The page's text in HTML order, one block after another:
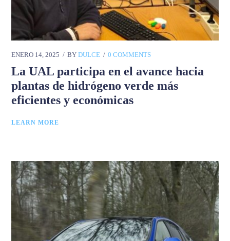
ENERO 14, 2025 BYDULCE 0 COMMENTS
La UAL participa en el avance hacia
plantas de hidrógeno verde más
eficientes y económicas
LEARN MORE